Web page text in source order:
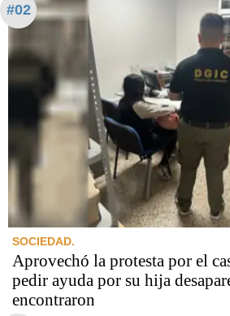
#02
SOCIEDAD.
Aprovechó la protesta por el
pedir ayuda por su hija
encontraron